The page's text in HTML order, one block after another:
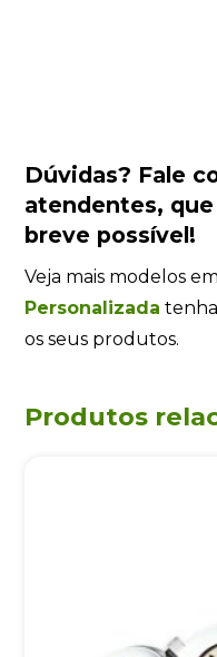
Dúvidas? Fale
atendentes,
breve possível!
Veja mais modelos em
Personalizada
os seus produtos.
Produtos